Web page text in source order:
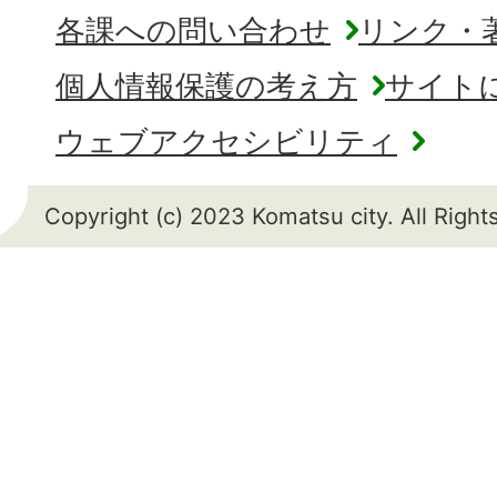
各課への問い合わせ
リンク・
個人情報保護の考え方
サイト
ウェブアクセシビリティ
Copyright (c) 2023 Komatsu city. All